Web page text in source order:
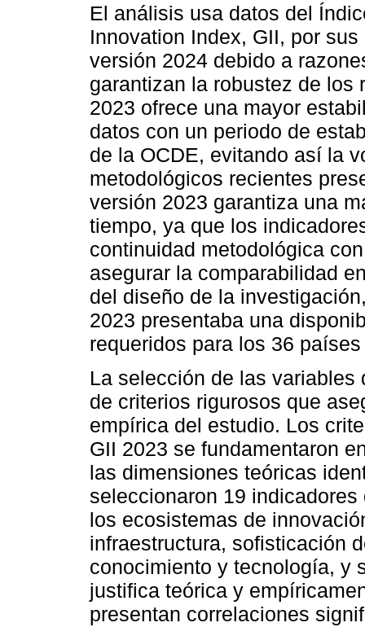
El análisis usa datos del
Innovation Index, GII, por
versión 2024 debido a
garantizan la robustez de los
2023 ofrece una mayor
datos con un periodo de
de la OCDE, evitando así la
metodológicos recientes
versión 2023 garantiza una
tiempo, ya que los
continuidad metodológica
asegurar la comparabilidad
del diseño de la
2023 presentaba una
requeridos para los 36
La selección de las
de criterios rigurosos que
empírica del estudio. Los
GII 2023 se fundamentaron
las dimensiones teóricas
seleccionaron 19
los ecosistemas de
infraestructura, sofisticación
conocimiento y tecnología, y
justifica teórica y
presentan correlaciones